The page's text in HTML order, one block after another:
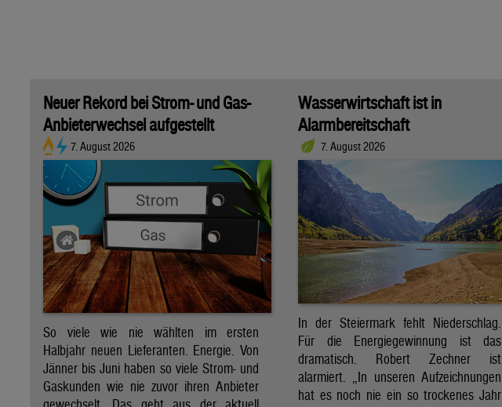
Neuer Rekord bei Strom- und Gas-
Anbieterwechsel aufgestellt
7. August 2026
So viele wie nie wählten im ersten
Halbjahr neuen Lieferanten. Energie. Von
Jänner bis Juni haben so viele Strom- und
Gaskunden wie nie zuvor ihren Anbieter
Wasserwirtschaft ist in
Alarmbereitschaft
7. August 2026
In der Steiermark fehlt Niederschlag.
Für die Energiegewinnung ist das
dramatisch. Robert Zechner ist
alarmiert. „In unseren Aufzeichnungen
hat es noch nie ein so trockenes Jahr